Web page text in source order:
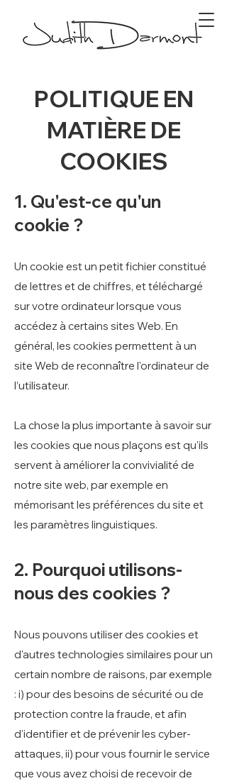
POLITIQUE EN
MATIÈRE DE
COOKIES
1. Qu'est-ce qu'un
cookie ?
Un cookie est un petit fichier constitué
de lettres et de chiffres, et téléchargé
sur votre ordinateur lorsque vous
accédez à certains sites Web. En
général, les cookies permettent à un
site Web de reconnaître l'ordinateur de
l’utilisateur.
La chose la plus importante à savoir sur
les cookies que nous plaçons est qu'ils
servent à améliorer la convivialité de
notre site web, par exemple en
mémorisant les préférences du site et
les paramètres linguistiques.
2. Pourquoi utilisons-
nous des cookies ?
Nous pouvons utiliser des cookies et
d'autres technologies similaires pour un
certain nombre de raisons, par exemple
: i) pour des besoins de sécurité ou de
protection contre la fraude, et afin
d'identifier et de prévenir les cyber-
attaques, ii) pour vous fournir le service
que vous avez choisi de recevoir de